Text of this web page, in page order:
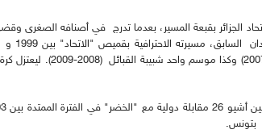
أشيو (42 سنة)، إلى اتحاد الجزائر بقبعة المسير، بعدما تدرج في أصنافه